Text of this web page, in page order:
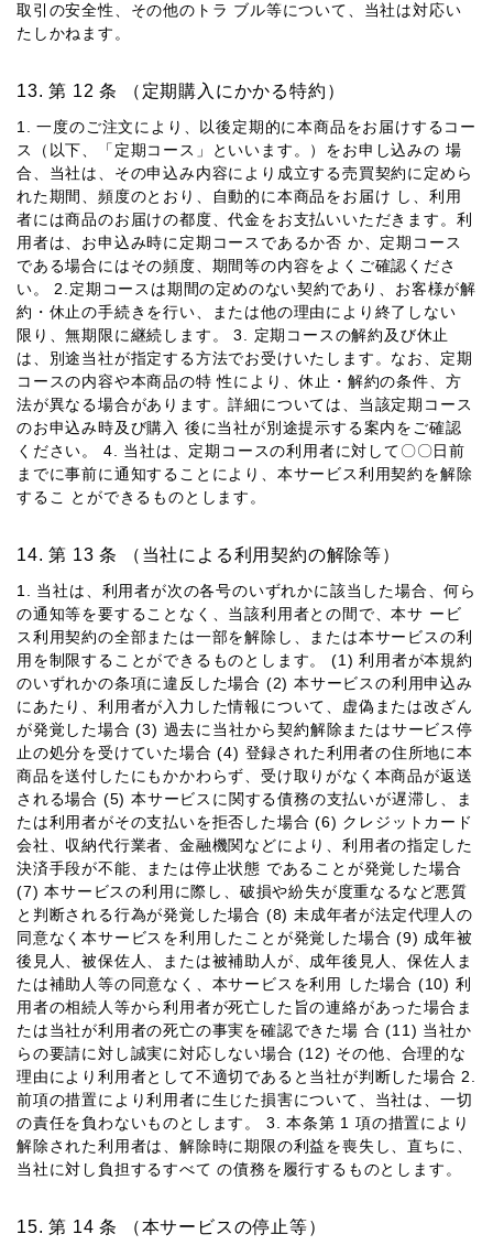
取引の安全性、その他のトラ ブル等について、当社は対応い
たしかねます。
第 12 条 （定期購⼊にかかる特約）
1. ⼀度のご注⽂により、以後定期的に本商品をお届けするコー
ス（以下、「定期コース」といいます。）をお申し込みの 場
合、当社は、その申込み内容により成⽴する売買契約に定めら
れた期間、頻度のとおり、⾃動的に本商品をお届け し、利⽤
者には商品のお届けの都度、代⾦をお⽀払いいただきます。利
⽤者は、お申込み時に定期コースであるか否 か、定期コース
である場合にはその頻度、期間等の内容をよくご確認くださ
い。 2.定期コースは期間の定めのない契約であり、お客様が解
約・休⽌の⼿続きを⾏い、または他の理由により終了しない
限り、無期限に継続します。 3. 定期コースの解約及び休⽌
は、別途当社が指定する⽅法でお受けいたします。なお、定期
コースの内容や本商品の特 性により、休⽌・解約の条件、⽅
法が異なる場合があります。詳細については、当該定期コース
のお申込み時及び購⼊ 後に当社が別途提⽰する案内をご確認
ください。 4. 当社は、定期コースの利⽤者に対して〇〇⽇前
までに事前に通知することにより、本サービス利⽤契約を解除
するこ とができるものとします。
第 13 条 （当社による利⽤契約の解除等）
1. 当社は、利⽤者が次の各号のいずれかに該当した場合、何ら
の通知等を要することなく、当該利⽤者との間で、本サ ービ
ス利⽤契約の全部または⼀部を解除し、または本サービスの利
⽤を制限することができるものとします。 (1) 利⽤者が本規約
のいずれかの条項に違反した場合 (2) 本サービスの利⽤申込み
にあたり、利⽤者が⼊⼒した情報について、虚偽または改ざん
が発覚した場合 (3) 過去に当社から契約解除またはサービス停
⽌の処分を受けていた場合 (4) 登録された利⽤者の住所地に本
商品を送付したにもかかわらず、受け取りがなく本商品が返送
される場合 (5) 本サービスに関する債務の⽀払いが遅滞し、ま
たは利⽤者がその⽀払いを拒否した場合 (6) クレジットカード
会社、収納代⾏業者、⾦融機関などにより、利⽤者の指定した
決済⼿段が不能、または停⽌状態 であることが発覚した場合
(7) 本サービスの利⽤に際し、破損や紛失が度重なるなど悪質
と判断される⾏為が発覚した場合 (8) 未成年者が法定代理⼈の
同意なく本サービスを利⽤したことが発覚した場合 (9) 成年被
後⾒⼈、被保佐⼈、または被補助⼈が、成年後⾒⼈、保佐⼈ま
たは補助⼈等の同意なく、本サービスを利⽤ した場合 (10) 利
⽤者の相続⼈等から利⽤者が死亡した旨の連絡があった場合ま
たは当社が利⽤者の死亡の事実を確認できた場 合 (11) 当社か
らの要請に対し誠実に対応しない場合 (12) その他、合理的な
理由により利⽤者として不適切であると当社が判断した場合 2.
前項の措置により利⽤者に⽣じた損害について、当社は、⼀切
の責任を負わないものとします。 3. 本条第 1 項の措置により
解除された利⽤者は、解除時に期限の利益を喪失し、直ちに、
当社に対し負担するすべて の債務を履⾏するものとします。
第 14 条 （本サービスの停⽌等）